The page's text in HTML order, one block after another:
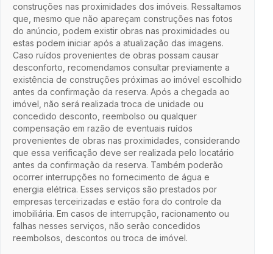
construções nas proximidades dos imóveis. Ressaltamos
que, mesmo que não apareçam construções nas fotos
do anúncio, podem existir obras nas proximidades ou
estas podem iniciar após a atualização das imagens.
Caso ruídos provenientes de obras possam causar
desconforto, recomendamos consultar previamente a
existência de construções próximas ao imóvel escolhido
antes da confirmação da reserva. Após a chegada ao
imóvel, não será realizada troca de unidade ou
concedido desconto, reembolso ou qualquer
compensação em razão de eventuais ruídos
provenientes de obras nas proximidades, considerando
que essa verificação deve ser realizada pelo locatário
antes da confirmação da reserva. Também poderão
ocorrer interrupções no fornecimento de água e
energia elétrica. Esses serviços são prestados por
empresas terceirizadas e estão fora do controle da
imobiliária. Em casos de interrupção, racionamento ou
falhas nesses serviços, não serão concedidos
reembolsos, descontos ou troca de imóvel.